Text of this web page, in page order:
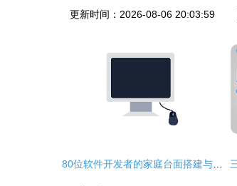
更新时间：2026-08-06 20:03:59